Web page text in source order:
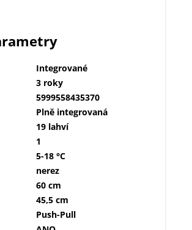
Integrované
3 roky
5999558435370
Plně integrovaná
19 lahví
1
5-18 °C
nerez
60 cm
45,5 cm
Push-Pull